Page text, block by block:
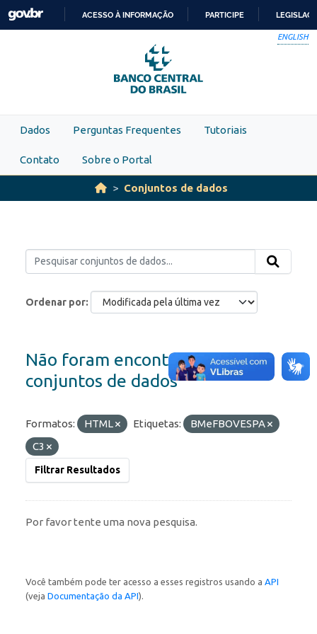
Skip to main content
PARA
O
CONTEÚDO
ACESSO À INFORMAÇÃO PARTICIPE
ENGLISH
Dados Perguntas Frequentes Tutoriais
Contato Sobre o Portal
Conjuntos de dados
Ordenar por
Não foram encontrados
conjuntos de dados
Formatos: HTML Etiquetas:
BMeFBOVESPA
C3
Filtrar Resultados
Por favor tente uma nova pesquisa.
Você também pode ter acesso a esses registros usando a API
(veja Documentação da API).